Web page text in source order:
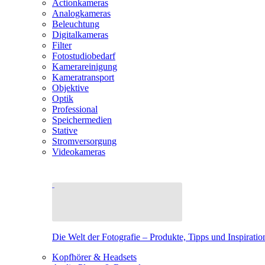
Actionkameras
Analogkameras
Beleuchtung
Digitalkameras
Filter
Fotostudiobedarf
Kamerareinigung
Kameratransport
Objektive
Optik
Professional
Speichermedien
Stative
Stromversorgung
Videokameras
Die Welt der Fotografie – Produkte, Tipps und
Kopfhörer & Headsets